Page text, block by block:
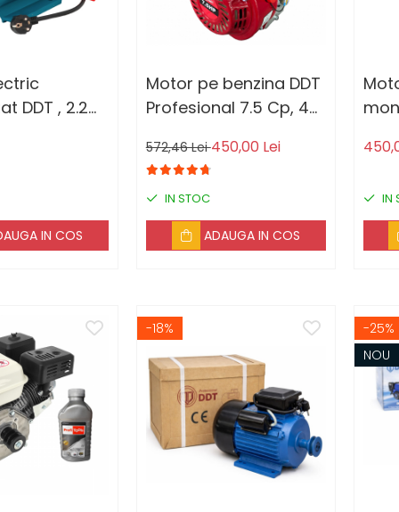
DDT , 2.2
la
IN COS
Motor pe benzina DDT
Profesional 7.5 Cp, 4
Rezervor, Fulie inclusa
572,46 Lei450,00 Lei
IN STOC
ADAUGA IN COS
IN
-18%
-25%
NOU